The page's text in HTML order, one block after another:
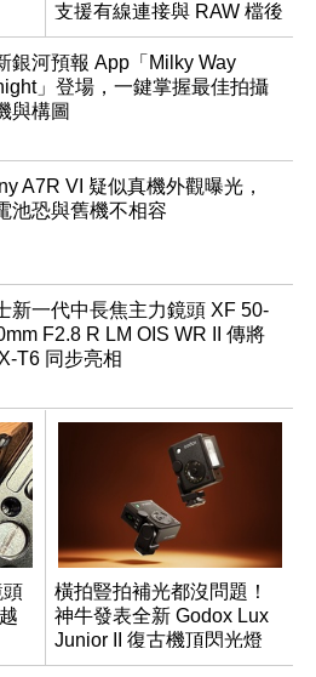
支援有線連接與 RAW 檔後
製
銀河預報 App「Milky Way
」登場，一鍵掌握最佳拍攝
與構圖
A7R VI 疑似真機外觀曝光，
池恐與舊機不相容
新一代中長焦主力鏡頭 XF 50-
F2.8 R LM OIS WR II 傳將
T6 同步亮相
頭
橫拍豎拍補光都沒問題！
神牛發表全新 Godox Lux
Junior II 復古機頂閃光燈